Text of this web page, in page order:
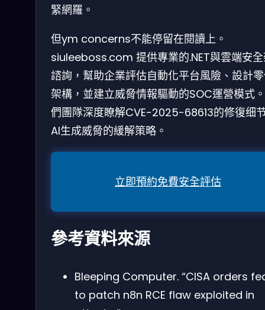
緊網羅。
但ym concerns不能停留在閱讀上。
siuleeboss.com 提供專業的.NET與雲端安
諮詢，幫助企業評估自動化平台風險、設計
架構，並建立威脅情報驅動的SOC運營模式
們團隊深度瞭解CVE-2025-68613的修復细
AI生成威脅的緩解策略。
立即預約免費安全評估
參考資料來源
Bleeping Computer. “CISA orders
to patch n8n RCE flaw exploited in